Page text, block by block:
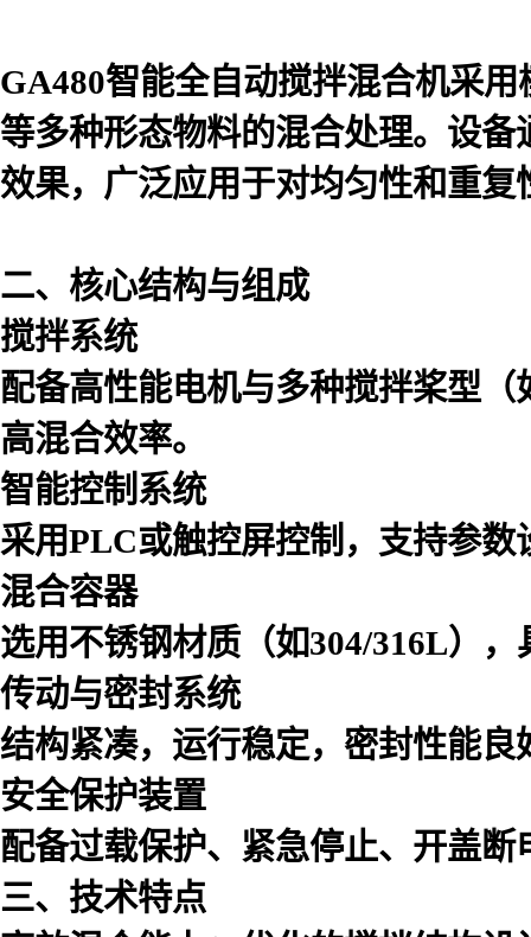
GA480智能全自动搅拌混合机采
等多种形态物料的混合处理。设
效果，广泛应用于对均匀性和重
二、核心结构与组成
搅拌系统
配备高性能电机与多种搅拌桨型
高混合效率。
智能控制系统
采用PLC或触控屏控制，支持参
混合容器
选用不锈钢材质（如304/316L）
传动与密封系统
结构紧凑，运行稳定，密封性能
安全保护装置
配备过载保护、紧急停止、开盖
三、技术特点